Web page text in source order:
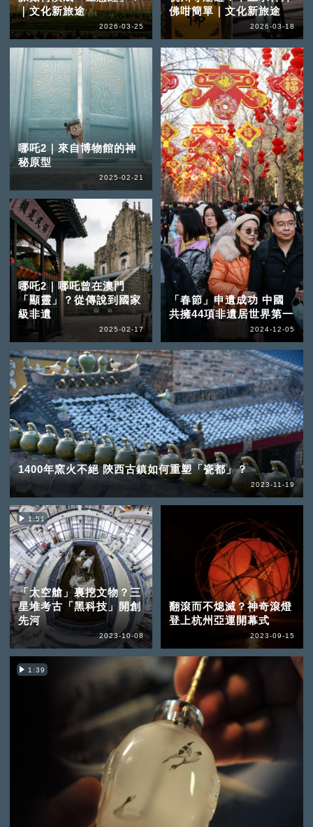
｜文化新旅途
2026-03-25
佛咁簡單｜文化新旅途
2026-03-18
哪吒2｜來自博物館的神
秘原型
2025-02-21
哪吒2｜哪吒曾在澳門
「顯靈」？從傳說到國家
級非遺
2025-02-17
「春節」申遺成功 中國
共擁44項非遺居世界第一
2024-12-05
1400年窯火不絕 陝西古鎮如何重塑「瓷都」？
2023-11-19
1:51
「太空艙」裏挖文物？三
星堆考古「黑科技」開創
先河
2023-10-08
翻滾而不熄滅？神奇滾燈
登上杭州亞運開幕式
2023-09-15
1:39